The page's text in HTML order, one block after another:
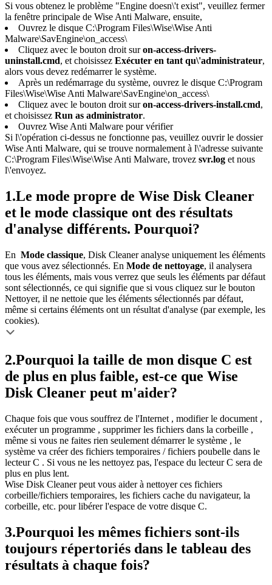
Si vous obtenez le problème "Engine doesn\'t exist", veuillez fermer
la fenêtre principale de Wise Anti Malware, ensuite,
Ouvrez le disque C:\Program Files\Wise\Wise Anti
Malware\SavEngine\on_access\
Cliquez avec le bouton droit suron-access-drivers-
uninstall.cmd, et choisissez Exécuter en tant qu\'administrateur,
alors vous devez redémarrer le système.
Après un redémarrage du système, ouvrez le disque C:\Program
Files\Wise\Wise Anti Malware\SavEngine\on_access\
Cliquez avec le bouton droit suron-access-drivers-install.cmd,
et choisissez Run as administrator.
Ouvrez Wise Anti Malware pour vérifier
Si l\'opération ci-dessus ne fonctionne pas, veuillez ouvrir le dossier
Wise Anti Malware, qui se trouve normalement à l\'adresse suivante
C:\Program Files\Wise\Wise Anti Malware, trovez svr.log et nous
l\'envoyez.
1.Le mode propre de Wise Disk Cleaner
et le mode classique ont des résultats
d'analyse différents. Pourquoi?
En Mode classique, Disk Cleaner analyse uniquement les éléments
que vous avez sélectionnés. En Mode de nettoyage, il analysera
tous les éléments, mais vous verrez que seuls les éléments par défaut
sont sélectionnés, ce qui signifie que si vous cliquez sur le bouton
Nettoyer, il ne nettoie que les éléments sélectionnés par défaut,
même si certains éléments ont un résultat d'analyse (par exemple, les
cookies).
2.Pourquoi la taille de mon disque C est
de plus en plus faible, est-ce que Wise
Disk Cleaner peut m'aider?
Chaque fois que vous souffrez de l'Internet , modifier le document ,
exécuter un programme , supprimer les fichiers dans la corbeille ,
même si vous ne faites rien seulement démarrer le système , le
système va créer des fichiers temporaires / fichiers poubelle dans le
lecteur C . Si vous ne les nettoyez pas, l'espace du lecteur C sera de
plus en plus lent.
Wise Disk Cleaner peut vous aider à nettoyer ces fichiers
corbeille/fichiers temporaires, les fichiers cache du navigateur, la
corbeille, etc. pour libérer l'espace de votre disque C.
3.Pourquoi les mêmes fichiers sont-ils
toujours répertoriés dans le tableau des
résultats à chaque fois?